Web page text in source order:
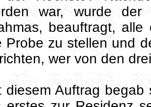
war, wurde
beauftragt,
Probe zu stellen und
wer von den
diesem Auftrag